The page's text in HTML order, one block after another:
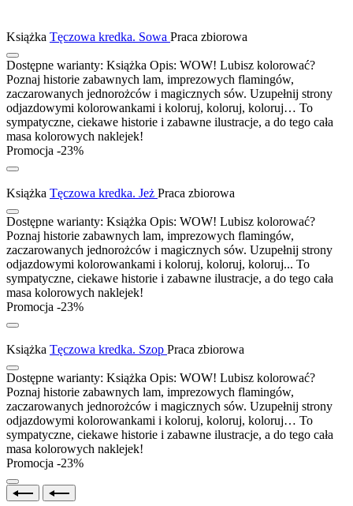
Książka Tęczowa kredka. Sowa Praca zbiorowa
Dostępne warianty: Książka Opis: WOW! Lubisz kolorować?
Poznaj historie zabawnych lam, imprezowych flamingów,
zaczarowanych jednorożców i magicznych sów. Uzupełnij strony
odjazdowymi kolorowankami i koloruj, koloruj, koloruj… To
sympatyczne, ciekawe historie i zabawne ilustracje, a do tego cała
masa kolorowych naklejek!
Promocja -23%
Książka Tęczowa kredka. Jeż Praca zbiorowa
Dostępne warianty: Książka Opis: WOW! Lubisz kolorować?
Poznaj historie zabawnych lam, imprezowych flamingów,
zaczarowanych jednorożców i magicznych sów. Uzupełnij strony
odjazdowymi kolorowankami i koloruj, koloruj, koloruj... To
sympatyczne, ciekawe historie i zabawne ilustracje, a do tego cała
masa kolorowych naklejek!
Promocja -23%
Książka Tęczowa kredka. Szop Praca zbiorowa
Dostępne warianty: Książka Opis: WOW! Lubisz kolorować?
Poznaj historie zabawnych lam, imprezowych flamingów,
zaczarowanych jednorożców i magicznych sów. Uzupełnij strony
odjazdowymi kolorowankami i koloruj, koloruj, koloruj… To
sympatyczne, ciekawe historie i zabawne ilustracje, a do tego cała
masa kolorowych naklejek!
Promocja -23%